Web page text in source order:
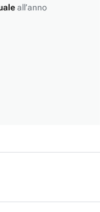
all’anno